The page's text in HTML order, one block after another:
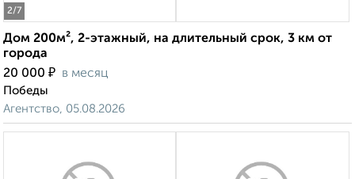
2/7
Дом 200м², 2-этажный, на длительный срок, 3 км от
города
20 000 ₽ в месяц
Победы
Агентство, 05.08.2026